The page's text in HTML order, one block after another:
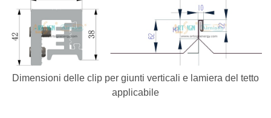
Dimensioni delle clip per giunti verticali e lamiera del tetto
applicabile